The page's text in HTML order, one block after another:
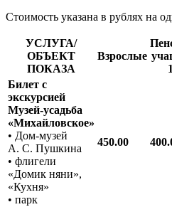
Стоимость указана в рублях на
УСЛУГА/
ОБЪЕКТ
ПОКАЗА
Взрослые
Билет с
экскурсией
Музей-усадьба
«Михайловское»
• Дом-музей
А. С. Пушкина
• флигели
«Домик няни»,
«Кухня»
• парк
450.00